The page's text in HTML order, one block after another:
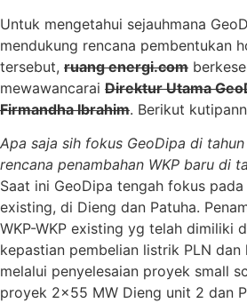
Untuk mengetahui sejauhmana
mendukung rencana pembentukan
tersebut, ruang energi.com
mewawancarai Direktur Utama
Firmandha Ibrahim. Berikut
Apa saja sih fokus GeoDipa di
rencana penambahan WKP baru di
Saat ini GeoDipa tengah fokus
existing, di Dieng dan Patuha.
WKP-WKP existing yg telah dimiliki
kepastian pembelian listrik PLN
melalui penyelesaian proyek small
proyek 2×55 MW Dieng unit 2 dan